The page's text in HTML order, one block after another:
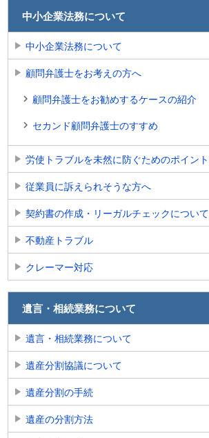
中小企業法務について
中小企業法務について
顧問弁護士をお考えの方へ
顧問弁護士をお勧めするケースの紹介
セカンド顧問弁護士のすすめ
労使トラブルを未然に防ぐためのポイント
従業員に訴えられそうな方へ
契約書の作成・リーガルチェックについて
不動産トラブル
クレーマー対応
遺言・相続業務について
遺言・相続業務について
遺産分割協議について
遺産分割の手続
遺産の分割方法